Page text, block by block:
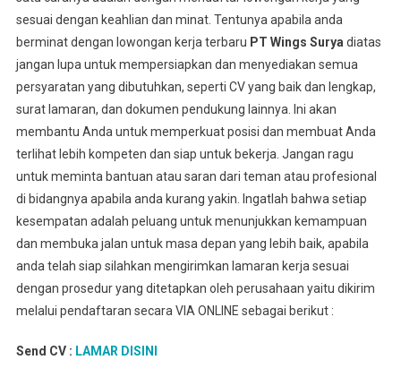
sesuai dengan keahlian dan minat. Tentunya apabila anda
berminat dengan lowongan kerja terbaru PT Wings Surya diatas
jangan lupa untuk mempersiapkan dan menyediakan semua
persyaratan yang dibutuhkan, seperti CV yang baik dan lengkap,
surat lamaran, dan dokumen pendukung lainnya. Ini akan
membantu Anda untuk memperkuat posisi dan membuat Anda
terlihat lebih kompeten dan siap untuk bekerja. Jangan ragu
untuk meminta bantuan atau saran dari teman atau profesional
di bidangnya apabila anda kurang yakin. Ingatlah bahwa setiap
kesempatan adalah peluang untuk menunjukkan kemampuan
dan membuka jalan untuk masa depan yang lebih baik, apabila
anda telah siap silahkan mengirimkan lamaran kerja sesuai
dengan prosedur yang ditetapkan oleh perusahaan yaitu dikirim
melalui pendaftaran secara VIA ONLINE sebagai berikut :
Send CV : LAMAR DISINI